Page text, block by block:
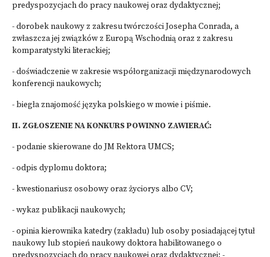
predyspozycjach do pracy naukowej oraz dydaktycznej;
- dorobek naukowy z zakresu twórczości Josepha Conrada, a
zwłaszcza jej związków z Europą Wschodnią oraz z zakresu
komparatystyki literackiej;
- doświadczenie w zakresie współorganizacji międzynarodowych
konferencji naukowych;
- biegła znajomość języka polskiego w mowie i piśmie.
II. ZGŁOSZENIE NA KONKURS POWINNO ZAWIERAĆ:
- podanie skierowane do JM Rektora UMCS;
- odpis dyplomu doktora;
- kwestionariusz osobowy oraz życiorys albo CV;
- wykaz publikacji naukowych;
- opinia kierownika katedry (zakładu) lub osoby posiadającej tytuł
naukowy lub stopień naukowy doktora habilitowanego o